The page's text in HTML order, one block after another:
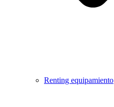
Renting equipamiento